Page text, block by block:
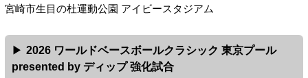
宮崎市生目の杜運動公園 アイビースタジアム
2026 ワールドベースボールクラシック 東京プール
presented by ディップ 強化試合